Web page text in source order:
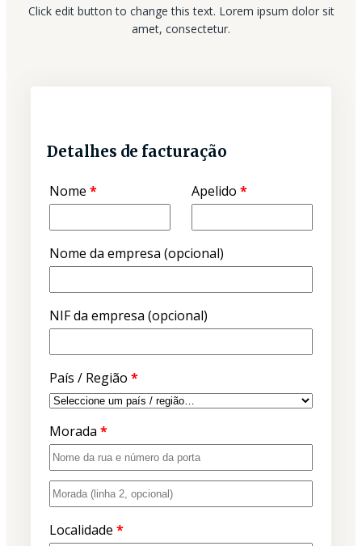
Click edit button to change this text. Lorem ipsum dolor sit
amet, consectetur.
Detalhes de facturação
Nome * Apelido *
Nome da empresa (opcional)
NIF da empresa (opcional)
País / Região *
Morada *
Localidade *